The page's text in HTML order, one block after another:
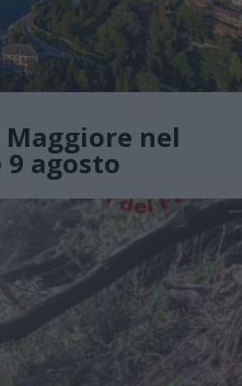
Maggiore nel
9 agosto